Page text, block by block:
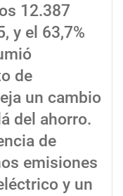
12.387
y el 63,7%
de
un cambio
del ahorro.
de
emisiones
y un